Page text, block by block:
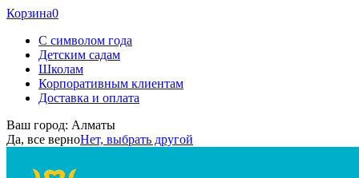
Корзина0
С символом года
Детским садам
Школам
Корпоративным клиентам
Доставка и оплата
Ваш город: Алматы
Да, все верноНет, выбрать другой